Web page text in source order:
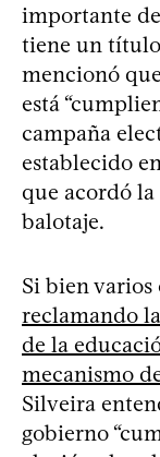
importante
tiene un
mencionó
está
campaña
establecido
que acordó
balotaje.
Si bien
reclamando
de la
mecanismo
Silveira
gobierno